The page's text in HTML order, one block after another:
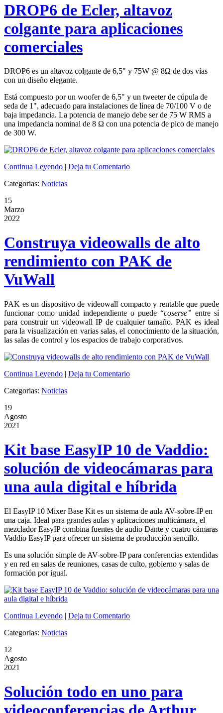
DROP6 de Ecler, altavoz
colgante para aplicaciones
comerciales
DROP6 es un altavoz colgante de 6,5" y 75W @ 8Ω de dos vías
con un diseño elegante.
Está compuesto por un woofer de 6,5" y un tweeter de cúpula de
seda de 1", adecuado para instalaciones de línea de 70/100 V o de
baja impedancia. La potencia de manejo debe ser de 75 W RMS a
una impedancia nominal de 8 Ω con una potencia de pico de manejo
de 300 W.
Continua Leyendo | Deja tu Comentario
Categorias: Noticias
15
Marzo
2022
Construya videowalls de alto
rendimiento con PAK de
VuWall
PAK es un dispositivo de videowall compacto y rentable que puede
funcionar como unidad independiente o puede “coserse” entre sí
para construir un videowall IP de cualquier tamaño. PAK es ideal
para la visualización en varias salas, el conocimiento de la situación,
las salas de control y los espacios de trabajo corporativos.
Continua Leyendo | Deja tu Comentario
Categorias: Noticias
19
Agosto
2021
Kit base EasyIP 10 de Vaddio:
solución de videocámaras para
una aula digital e híbrida
El EasyIP 10 Mixer Base Kit es un sistema de aula AV-sobre-IP en
una caja. Ideal para grandes aulas y aplicaciones multicámara, el
mezclador EasyIP combina fuentes de audio Dante y cuatro cámaras
Vaddio EasyIP para ofrecer un sistema de producción sencillo.
Es una solución simple de AV-sobre-IP para conferencias extendidas
y en red en salas de reuniones, casas de culto, gobierno y salas de
formación por igual.
Continua Leyendo | Deja tu Comentario
Categorias: Noticias
12
Agosto
2021
Solución todo en uno para